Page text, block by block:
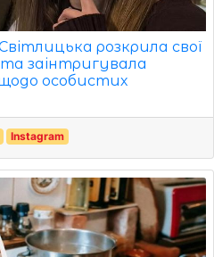
розкрила свої
заінтригувала
особистих
Instagram